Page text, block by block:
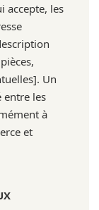
accepte, les
Un
entre les
à
et